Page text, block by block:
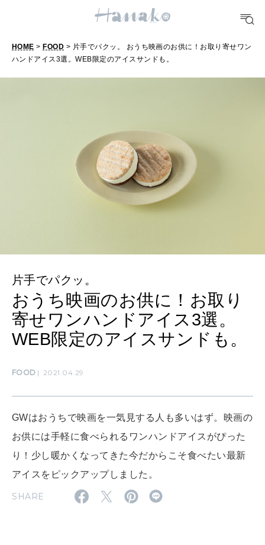
おいしい
FORTUNE
明日のわたし
[12星座別] Weekly Holoscope
HEALTH
MAMA
ママもいろいろ
わたしができること
自分を耕す
WORK&MONEY
HOME > FOOD > 片手でパクッ。 おうち映画のお供に！お取り寄せワン
ハンドアイス3選。WEB限定のアイスサンドも。
片手でパクッ。
おうち映画のお供に！お取り
寄せワンハンドアイス3選。
WEB限定のアイスサンドも。
FOOD 2021.04.29
GWはおうちで映画を一気見する人も多いはず。映画の
お供には手軽に食べられるワンハンドアイスがぴった
り！少し暖かくなってきた今だからこそ食べたい最新
アイスをピックアップしました。
SHARE